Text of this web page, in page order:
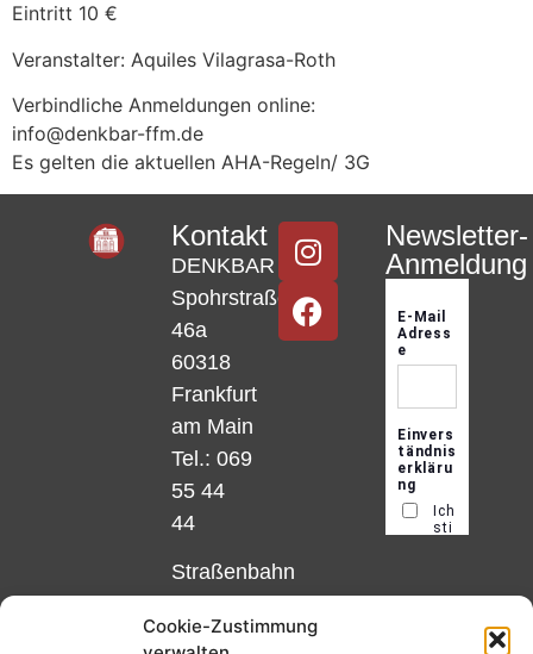
Cookie-Zustimmung
Eintritt 10 €
Veranstalter: Aquiles Vilagrasa-Roth
Verbindliche Anmeldungen online:
info@denkbar-ffm.de
Es gelten die aktuellen AHA-Regeln/ 3G
Kontakt
DENKBAR
Spohrstraße
46a
60318
Frankfurt
am Main
Tel.: 069
55 44
44
Straßenbahn
und 12,
Newsletter-
Anmeldung